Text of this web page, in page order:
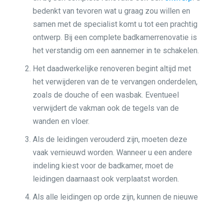
bedenkt van tevoren wat u graag zou willen en
samen met de specialist komt u tot een prachtig
ontwerp. Bij een complete badkamerrenovatie is
het verstandig om een aannemer in te schakelen.
Het daadwerkelijke renoveren begint altijd met
het verwijderen van de te vervangen onderdelen,
zoals de douche of een wasbak. Eventueel
verwijdert de vakman ook de tegels van de
wanden en vloer.
Als de leidingen verouderd zijn, moeten deze
vaak vernieuwd worden. Wanneer u een andere
indeling kiest voor de badkamer, moet de
leidingen daarnaast ook verplaatst worden.
Als alle leidingen op orde zijn, kunnen de nieuwe